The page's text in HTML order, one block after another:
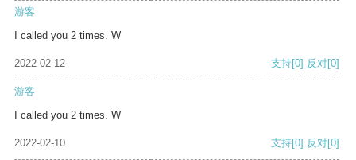
游客
I called you 2 times. W
2022-02-12 支持[0] 反对[0]
游客
I called you 2 times. W
2022-02-10 支持[0] 反对[0]